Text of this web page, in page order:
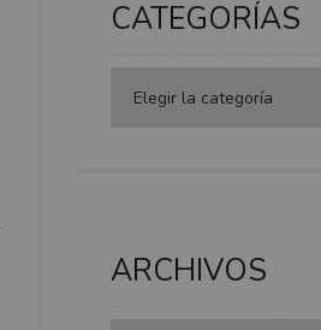
CATEGORÍAS
ARCHIVOS